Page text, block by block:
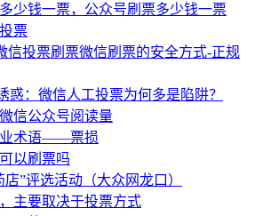
少钱一票，公众号刷票多少钱一票
票
信投票刷票微信刷票的安全方式-正规
惑：微信人工投票为何多是陷阱？
信公众号阅读量
业术语——票损
以刷票吗
”评选活动（大众网龙口）
主要取决于投票方式